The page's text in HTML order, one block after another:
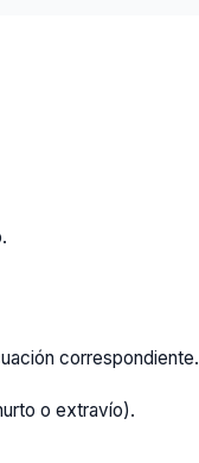
correspondiente.
o extravío).